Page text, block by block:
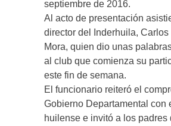
septiembre de 2016.
Al acto de presentación
director del Inderhuila,
Mora, quien dio unas
al club que comienza su
este fin de semana.
El funcionario reiteró el
Gobierno Departamental con
huilense e invitó a los padres